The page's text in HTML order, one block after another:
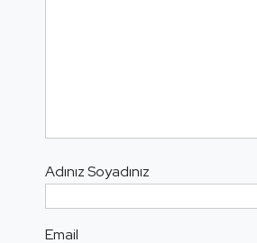
Adınız Soyadınız
Email